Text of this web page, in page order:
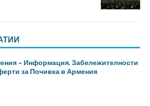
– Информация, Забележителности
за Почивка в Армения